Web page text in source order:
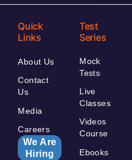
Quick
Links
About Us
Contact
Us
Media
Careers
We Are
Hiring
Test
Series
Mock
Tests
Live
Classes
Videos
Course
Ebooks